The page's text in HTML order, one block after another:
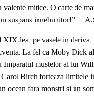
valente mitice. O carte de
suspans innebunitor!”
XIX-lea, pe vasele in deriva,
La fel ca Moby Dick
Imparatul mustelor al lui
Birch forteaza limitele
ocean fara monstri si un